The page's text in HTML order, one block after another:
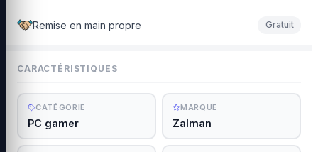
CARACTÉRISTIQUES
CATÉGORIE
PC gamer
MARQUE
Zalman
Remise en main propre Gratuit